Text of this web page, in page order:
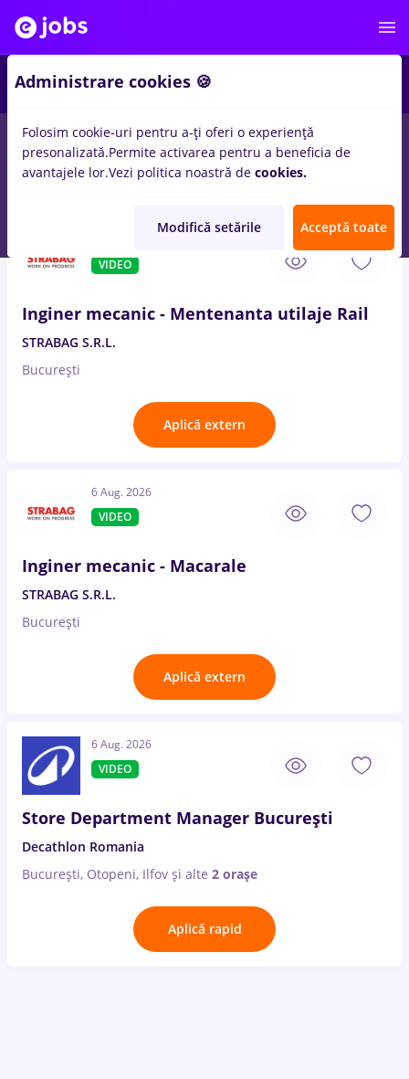
Salarii Remote (de acasă) București Cluj-
VIDEO
Inginer mecanic - Mentenanta utilaje Rail
STRABAG S.R.L.
București
Aplică extern
6 Aug. 2026
VIDEO
Inginer mecanic - Macarale
STRABAG S.R.L.
București
Aplică extern
6 Aug. 2026
VIDEO
Store Department Manager București
Decathlon Romania
București, Otopeni, Ilfov și alte 2 orașe
Aplică rapid
Administrare cookies 🍪
Folosim cookie-uri pentru a-ți oferi o experiență
presonalizată.Permite activarea pentru a beneficia de
avantajele lor.Vezi politica noastră de cookies.
Modifică setările Acceptă toate